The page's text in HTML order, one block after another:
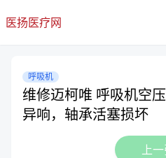
医扬医疗网
呼吸机
维修迈柯唯 呼吸机空
异响，轴承活塞损坏
上